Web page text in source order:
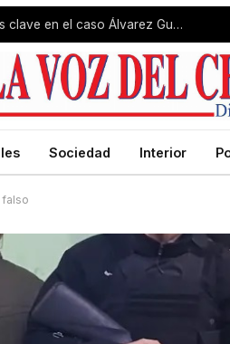
El fiscal aseguró que hay pruebas científicas clave en el caso Álvarez Guardia
Sociedad Interior
falso